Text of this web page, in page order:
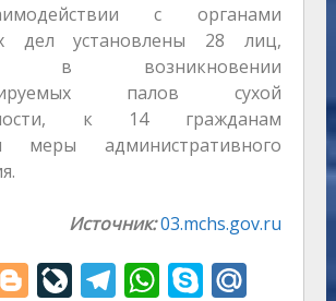
с органами
дел установлены 28 лиц,
в возникновении
палов сухой
к 14 гражданам
меры административного
Источник:03.mchs.gov.ru
Bl Li T W S M